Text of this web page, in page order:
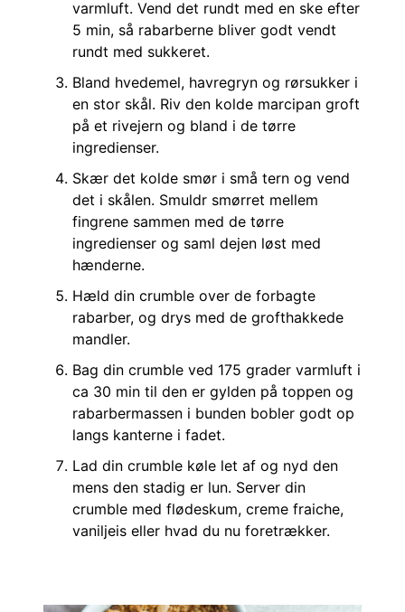
varmluft. Vend det rundt med en ske efter
5 min, så rabarberne bliver godt vendt
rundt med sukkeret.
Bland hvedemel, havregryn og rørsukker i
en stor skål. Riv den kolde marcipan groft
på et rivejern og bland i de tørre
ingredienser.
Skær det kolde smør i små tern og vend
det i skålen. Smuldr smørret mellem
fingrene sammen med de tørre
ingredienser og saml dejen løst med
hænderne.
Hæld din crumble over de forbagte
rabarber, og drys med de grofthakkede
mandler.
Bag din crumble ved 175 grader varmluft i
ca 30 min til den er gylden på toppen og
rabarbermassen i bunden bobler godt op
langs kanterne i fadet.
Lad din crumble køle let af og nyd den
mens den stadig er lun. Server din
crumble med flødeskum, creme fraiche,
vaniljeis eller hvad du nu foretrækker.